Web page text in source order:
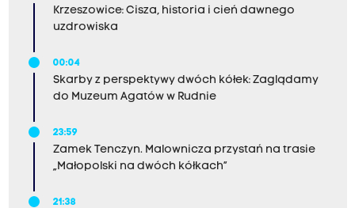
Krzeszowice: Cisza, historia i cień dawnego
uzdrowiska
00:04
Skarby z perspektywy dwóch kółek: Zaglądamy
do Muzeum Agatów w Rudnie
23:59
Zamek Tenczyn. Malownicza przystań na trasie
„Małopolski na dwóch kółkach”
21:38